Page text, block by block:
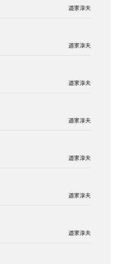
道家淳夫
道家淳夫
道家淳夫
道家淳夫
道家淳夫
道家淳夫
道家淳夫